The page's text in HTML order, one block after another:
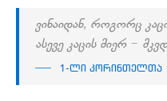
ვინაიდან, როგორც
ასევე კაცის მიერ −
1-ლი კორინთელთა